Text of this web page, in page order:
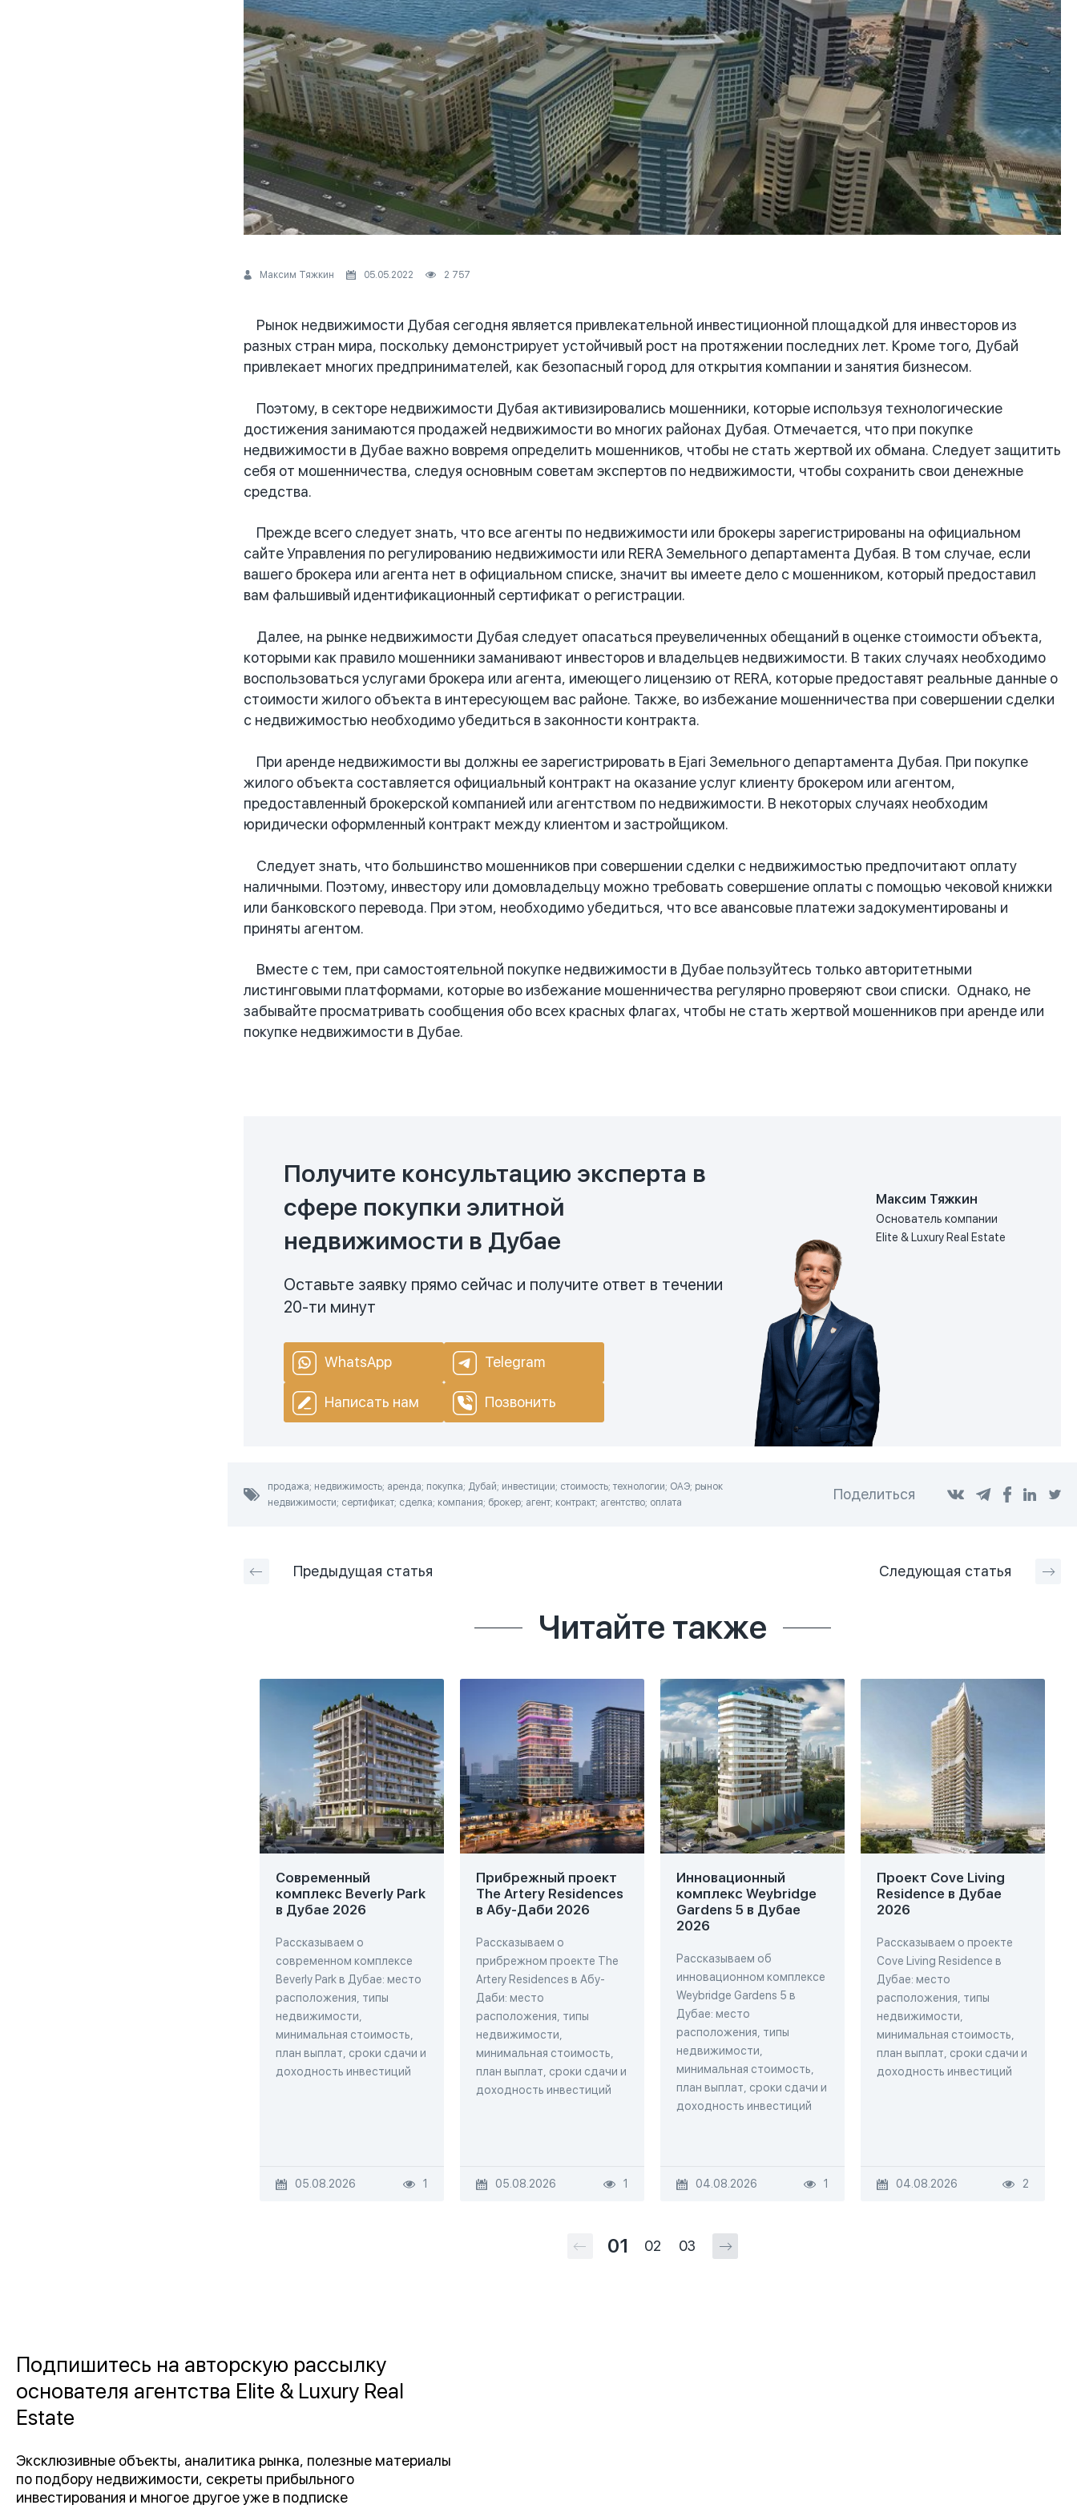
Максим Тяжкин 05.05.2022 2 757
Рынок недвижимости Дубая сегодня является привлекательной инвестиционной площадкой для инвесторов из
разных стран мира, поскольку демонстрирует устойчивый рост на протяжении последних лет. Кроме того, Дубай
привлекает многих предпринимателей, как безопасный город для открытия компании и занятия бизнесом.
Поэтому, в секторе недвижимости Дубая активизировались мошенники, которые используя технологические
достижения занимаются продажей недвижимости во многих районах Дубая. Отмечается, что при покупке
недвижимости в Дубае важно вовремя определить мошенников, чтобы не стать жертвой их обмана. Следует защитить
себя от мошенничества, следуя основным советам экспертов по недвижимости, чтобы сохранить свои денежные
средства.
Прежде всего следует знать, что все агенты по недвижимости или брокеры зарегистрированы на официальном
сайте Управления по регулированию недвижимости или RERA Земельного департамента Дубая. В том случае, если
вашего брокера или агента нет в официальном списке, значит вы имеете дело с мошенником, который предоставил
вам фальшивый идентификационный сертификат о регистрации.
Далее, на рынке недвижимости Дубая следует опасаться преувеличенных обещаний в оценке стоимости объекта,
которыми как правило мошенники заманивают инвесторов и владельцев недвижимости. В таких случаях необходимо
воспользоваться услугами брокера или агента, имеющего лицензию от RERA, которые предоставят реальные данные о
стоимости жилого объекта в интересующем вас районе. Также, во избежание мошенничества при совершении сделки
с недвижимостью необходимо убедиться в законности контракта.
При аренде недвижимости вы должны ее зарегистрировать в Ejari Земельного департамента Дубая. При покупке
жилого объекта составляется официальный контракт на оказание услуг клиенту брокером или агентом,
предоставленный брокерской компанией или агентством по недвижимости. В некоторых случаях необходим
юридически оформленный контракт между клиентом и застройщиком.
Следует знать, что большинство мошенников при совершении сделки с недвижимостью предпочитают оплату
наличными. Поэтому, инвестору или домовладельцу можно требовать совершение оплаты с помощью чековой книжки
или банковского перевода. При этом, необходимо убедиться, что все авансовые платежи задокументированы и
приняты агентом.
Вместе с тем, при самостоятельной покупке недвижимости в Дубае пользуйтесь только авторитетными
листинговыми платформами, которые во избежание мошенничества регулярно проверяют свои списки. Однако, не
забывайте просматривать сообщения обо всех красных флагах, чтобы не стать жертвой мошенников при аренде или
покупке недвижимости в Дубае.
Получите консультацию эксперта в
сфере покупки элитной
недвижимости в Дубае
Оставьте заявку прямо сейчас и получите ответ в течении
20-ти минут
WhatsApp Telegram
Написать нам Позвонить
Максим Тяжкин
Основатель компании
Elite & Luxury Real Estate
продажа; недвижимость; аренда; покупка; Дубай; инвестиции; стоимость; технологии; ОАЭ; рынок
недвижимости; сертификат; сделка; компания; брокер; агент; контракт; агентство; оплата
Поделиться
Предыдущая статья Следующая статья
Читайте также
Современный
комплекс Beverly Park
в Дубае 2026
Рассказываем о
современном комплексе
Beverly Park в Дубае: место
расположения, типы
недвижимости,
минимальная стоимость,
план выплат, сроки сдачи и
доходность инвестиций
05.08.2026 1
Прибрежный проект
The Artery Residences
в Абу-Даби 2026
Рассказываем о
прибрежном проекте The
Artery Residences в Абу-
Даби: место
расположения, типы
недвижимости,
минимальная стоимость,
план выплат, сроки сдачи и
доходность инвестиций
05.08.2026 1
Инновационный
комплекс Weybridge
Gardens 5 в Дубае
2026
Рассказываем об
инновационном комплексе
Weybridge Gardens 5 в
Дубае: место
расположения, типы
недвижимости,
минимальная стоимость,
план выплат, сроки сдачи и
доходность инвестиций
04.08.2026 1
Проект Cove Living
Residence в Дубае
2026
Рассказываем о проекте
Cove Living Residence в
Дубае: место
расположения, типы
недвижимости,
минимальная стоимость,
план выплат, сроки сдачи и
доходность инвестиций
04.08.2026 2
01 02 03
Подпишитесь на авторскую рассылку
основателя агентства Elite & Luxury Real
Estate
Эксклюзивные объекты, аналитика рынка, полезные материалы
по подбору недвижимости, секреты прибыльного
инвестирования и многое другое уже в подписке